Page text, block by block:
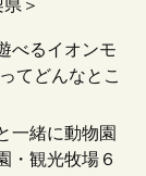
＞
べるイオンモ
てどんなとこ
一緒に動物園
・観光牧場６